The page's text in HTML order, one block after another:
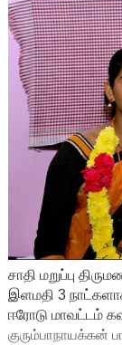
சாதி மறுப்பு
இளமதி 3
ஈரோடு மாவட்டம்
குரும்பாநாயக்கன்